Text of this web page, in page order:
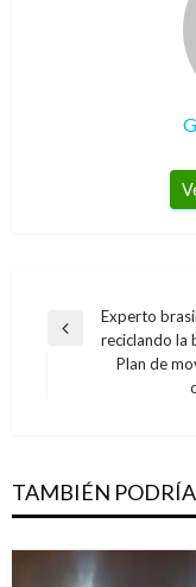
Navegación
Entrada
Experto
reciclando la
Plan de
TAMBIÉN